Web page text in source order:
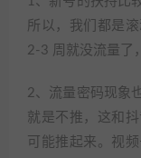
所以，我们都是
2-3 周就没流量了
2、流量密码现象
就是不推，这和
可能推起来。视